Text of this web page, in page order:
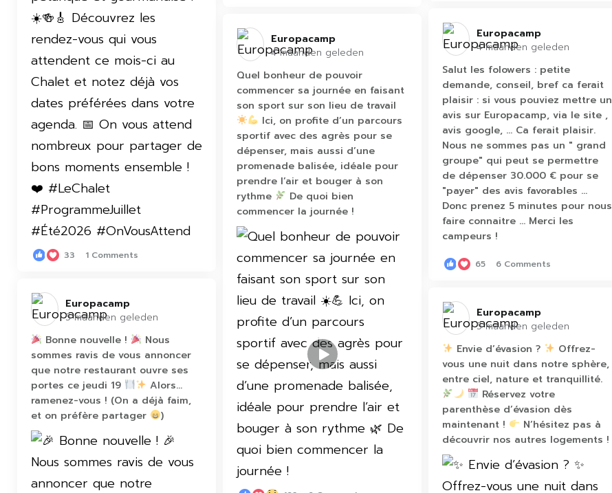
33 1 Comments
Europacamp️
4 maanden geleden
Salut les folowers : petite
demande, conseil, bref ca ferait
plaisir : si vous pouviez mettre un
avis sur Europacamp, via le site ,
avis google, ... Ca ferait plaisir.
Nous ne sommes pas un " grand
groupe" qui peut se permettre
de dépenser 30.000 € pour se
"payer" des avis favorables ...
Donc prenez 5 minutes pour nous
faire connaitre ... Merci les
campeurs !
65 6 Comments
Europacamp️
4 maanden geleden
Quel bonheur de pouvoir
commencer sa journée en faisant
son sport sur son lieu de travail
Ici, on profite d’un parcours
sportif avec des agrès pour se
dépenser, mais aussi d’une
promenade balisée, idéale pour
prendre l’air et bouger à son
rythme
De quoi bien
commencer la journée !
Europacamp️
5 maanden geleden
Bonne nouvelle !
Nous
sommes ravis de vous annoncer
que notre restaurant ouvre ses
portes ce jeudi 19
Alors…
ramenez-vous ! (On a déjà faim,
et on préfère partager
)
Europacamp️
5 maanden geleden
Envie d’évasion ?
Offrez-
vous une nuit dans notre sphère,
entre ciel, nature et tranquillité.
Réservez votre
parenthèse d’évasion dès
maintenant !
N’hésitez pas à
découvrir nos autres logements !